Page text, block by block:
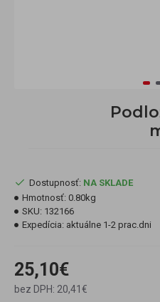
25,10€
bez DPH: 20,41€
Dostupnosť: NA SKLADE
Hmotnosť: 0.80kg
SKU: 132166
Expedícia: aktuálne 1-2 prac.dni